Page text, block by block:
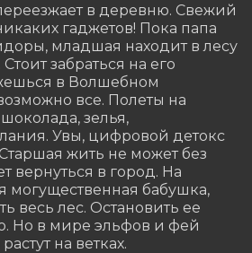
в деревню. Свежий
гаджетов! Пока папа
младшая находит в лесу
забраться на его
в Волшебном
все. Полеты на
зелья,
Увы, цифровой детокс
жить не может без
вернуться в город. На
могущественная бабушка,
весь лес. Остановить ее
Но в мире эльфов и фей
на ветках.